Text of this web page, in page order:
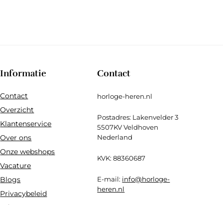
Informatie
Contact
Overzicht
Klantenservice
Over ons
Onze webshops
Vacature
Blogs
Privacybeleid
Contact
horloge-heren.nl
Postadres: Lakenvelder 3
5507KV Veldhoven
Nederland
KVK: 88360687
E-mail: info@horloge-
heren.nl